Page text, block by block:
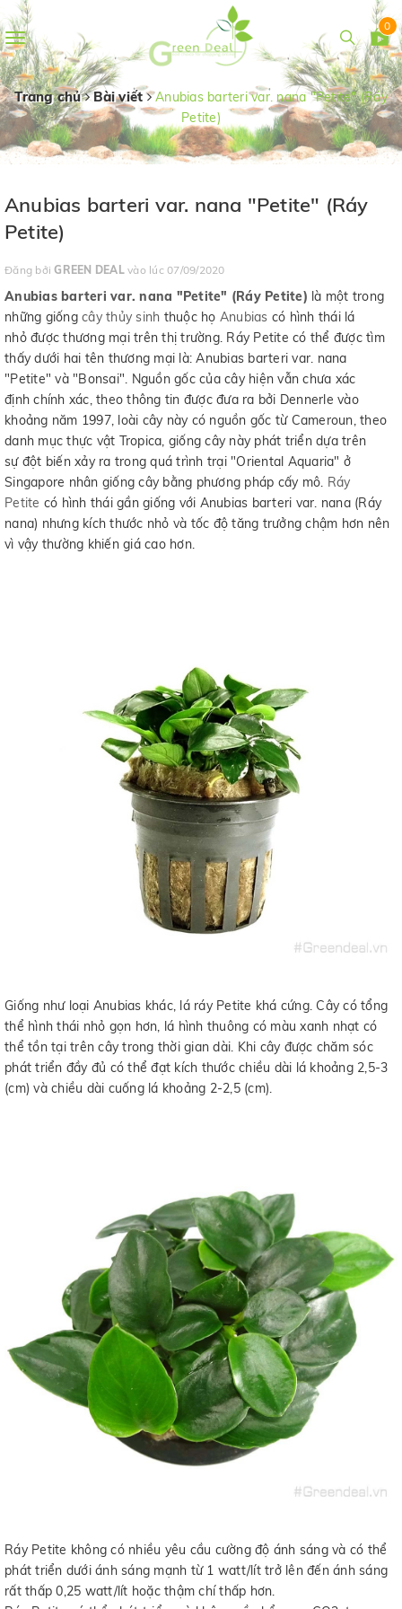
Toggle
navigation
0
Trang chủ Bài viết
Anubias barteri var. nana "Petite" (Ráy
Petite)
Anubias barteri var. nana "Petite" (Ráy
Petite)
Đăng bởiGREEN DEALvào lúc 07/09/2020
Anubias barteri var. nana "Petite" (Ráy Petite) là một trong
những giống cây thủy sinh thuộc họ Anubias có hình thái lá
nhỏ được thương mại trên thị trường. Ráy Petite có thể được tìm
thấy dưới hai tên thương mại là: Anubias barteri var. nana
"Petite" và "Bonsai". Nguồn gốc của cây hiện vẫn chưa xác
định chính xác, theo thông tin được đưa ra bởi Dennerle vào
khoảng năm 1997, loài cây này có nguồn gốc từ Cameroun, theo
danh mục thực vật Tropica, giống cây này phát triển dựa trên
sự đột biến xảy ra trong quá trình trại "Oriental Aquaria" ở
Singapore nhân giống cây bằng phương pháp cấy mô. Ráy
Petite có hình thái gần giống với Anubias barteri var. nana (Ráy
nana) nhưng kích thước nhỏ và tốc độ tăng trưởng chậm hơn nên
vì vậy thường khiến giá cao hơn.
Giống như loại Anubias khác, lá ráy Petite khá cứng. Cây có tổng
thể hình thái nhỏ gọn hơn, lá hình thuông có màu xanh nhạt có
thể tồn tại trên cây trong thời gian dài. Khi cây được chăm sóc
phát triển đầy đủ có thể đạt kích thước chiều dài lá khoảng 2,5-3
(cm) và chiều dài cuống lá khoảng 2-2,5 (cm).
Ráy Petite không có nhiều yêu cầu cường độ ánh sáng và có thể
phát triển dưới ánh sáng mạnh từ 1 watt/lít trở lên đến ánh sáng
rất thấp 0,25 watt/lít hoặc thậm chí thấp hơn.